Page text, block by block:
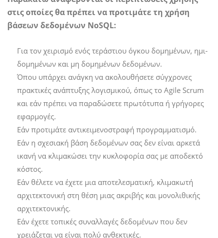
στις οποίες θα πρέπει να προτιμάτε τη χρήση
βάσεων δεδομένων NoSQL:
Για τον χειρισμό ενός τεράστιου όγκου δομημένων, ημι-
δομημένων και μη δομημένων δεδομένων.
Όπου υπάρχει ανάγκη να ακολουθήσετε σύγχρονες
πρακτικές ανάπτυξης λογισμικού, όπως το Agile Scrum
και εάν πρέπει να παραδώσετε πρωτότυπα ή γρήγορες
εφαρμογές.
Εάν προτιμάτε αντικειμενοστραφή προγραμματισμό.
Εάν η σχεσιακή βάση δεδομένων σας δεν είναι αρκετά
ικανή να κλιμακώσει την κυκλοφορία σας με αποδεκτό
κόστος.
Εάν θέλετε να έχετε μια αποτελεσματική, κλιμακωτή
αρχιτεκτονική στη θέση μιας ακριβής και μονολιθικής
αρχιτεκτονικής.
Εάν έχετε τοπικές συναλλαγές δεδομένων που δεν
χρειάζεται να είναι πολύ ανθεκτικές.